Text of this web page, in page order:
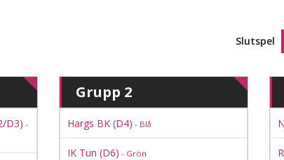
Slutspel
D3) -
Grupp 2
Hargs BK (D4) - Blå
IK Tun (D6) - Grön